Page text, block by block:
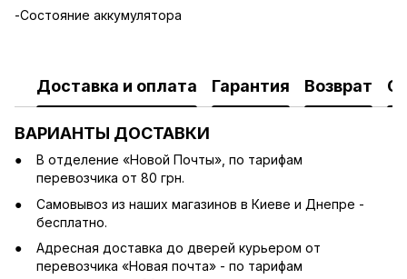
-Состояние аккумулятора
Доставка и оплата Гарантия Возврат
ВАРИАНТЫ ДОСТАВКИ
В отделение «Новой Почты», по тарифам
перевозчика от 80 грн.
Cамовывоз из наших магазинов в Киеве и Днепре -
бесплатно.
Адресная доставка до дверей курьером от
перевозчика «Новая почта» - по тарифам